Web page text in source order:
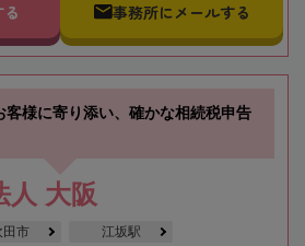
事務所にメールする
客様に寄り添い、確かな相続税申告
人 大阪
田市 江坂駅